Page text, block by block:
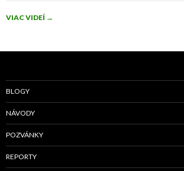
VIAC VIDEÍ →
BLOGY
NÁVODY
POZVÁNKY
REPORTY